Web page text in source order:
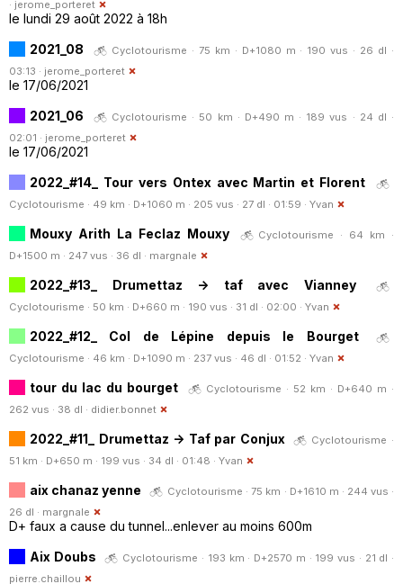
· jerome_porteret
le lundi 29 août 2022 à 18h
2021_08
Cyclotourisme · 75 km · D+1080 m · 190 vus · 26 dl ·
03:13 · jerome_porteret
le 17/06/2021
2021_06
Cyclotourisme · 50 km · D+490 m · 189 vus · 24 dl ·
02:01 · jerome_porteret
le 17/06/2021
2022_#14_ Tour vers Ontex avec Martin et Florent
Cyclotourisme · 49 km · D+1060 m · 205 vus · 27 dl · 01:59 · Yvan
Mouxy Arith La Feclaz Mouxy
Cyclotourisme · 64 km ·
D+1500 m · 247 vus · 36 dl · margnale
2022_#13_ Drumettaz -> taf avec Vianney
Cyclotourisme · 50 km · D+660 m · 190 vus · 31 dl · 02:00 · Yvan
2022_#12_ Col de Lépine depuis le Bourget
Cyclotourisme · 46 km · D+1090 m · 237 vus · 46 dl · 01:52 · Yvan
tour du lac du bourget
Cyclotourisme · 52 km · D+640 m ·
262 vus · 38 dl · didier.bonnet
2022_#11_ Drumettaz -> Taf par Conjux
Cyclotourisme ·
51 km · D+650 m · 199 vus · 34 dl · 01:48 · Yvan
aix chanaz yenne
Cyclotourisme · 75 km · D+1610 m · 244 vus ·
26 dl · margnale
D+ faux a cause du tunnel...enlever au moins 600m
Aix Doubs
Cyclotourisme · 193 km · D+2570 m · 199 vus · 21 dl ·
pierre.chaillou